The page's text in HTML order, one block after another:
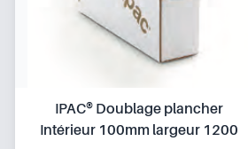
IPAC® Doublage plancher
Intérieur 100mm largeur 1200